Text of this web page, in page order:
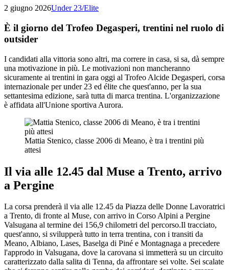
2 giugno 2026Under 23/Elite
È il giorno del Trofeo Degasperi, trentini nel ruolo di
outsider
I candidati alla vittoria sono altri, ma correre in casa, si sa, dà sempre
una motivazione in più. Le motivazioni non mancheranno
sicuramente ai trentini in gara oggi al Trofeo Alcide Degasperi, corsa
internazionale per under 23 ed élite che quest'anno, per la sua
settantesima edizione, sarà tutta di marca trentina. L'organizzazione
è affidata all'Unione sportiva Aurora.
Mattia Stenico, classe 2006 di Meano, è tra i trentini più
attesi
Il via alle 12.45 dal Muse a Trento, arrivo
a Pergine
La corsa prenderà il via alle 12.45 da Piazza delle Donne Lavoratrici
a Trento, di fronte al Muse, con arrivo in Corso Alpini a Pergine
Valsugana al termine dei 156,9 chilometri del percorso.Il tracciato,
quest'anno, si svilupperà tutto in terra trentina, con i transiti da
Meano, Albiano, Lases, Baselga di Piné e Montagnaga a precedere
l'approdo in Valsugana, dove la carovana si immetterà su un circuito
caratterizzato dalla salita di Tenna, da affrontare sei volte. Sei scalate